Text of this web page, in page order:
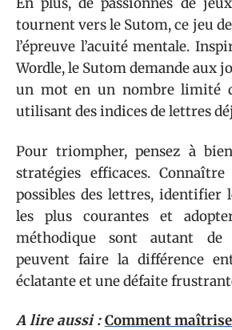
tournent vers le Sutom, ce jeu
l’épreuve l’acuité mentale.
Wordle, le Sutom demande aux
un mot en un nombre limité
utilisant des indices de lettres
Pour triompher, pensez à
stratégies efficaces.
possibles des lettres, identifier
les plus courantes et
méthodique sont autant de
peuvent faire la différence
éclatante et une défaite
A lire aussi : Comment